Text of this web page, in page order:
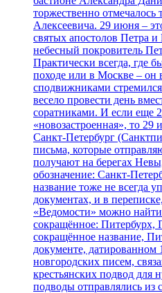
торжественно отмечалось
Алексеевича. 29 июня –
святых апостолов Петра
небесный покровитель
Практически всегда, где
походе или в Москве – он
сподвижниками
весело провести день
соратниками. И если еще
«новозастроенная», то
Санкт-Петербург
письма, которые
получают на берегах
обозначение: Санкт-
название тоже не всегда
документах, и в
«Ведомости» можно найти
сокращённое: Питербурх,
сокращённое название,
документе,
новгородских писем,
крестьянских подвод для
подводы отправлялись из